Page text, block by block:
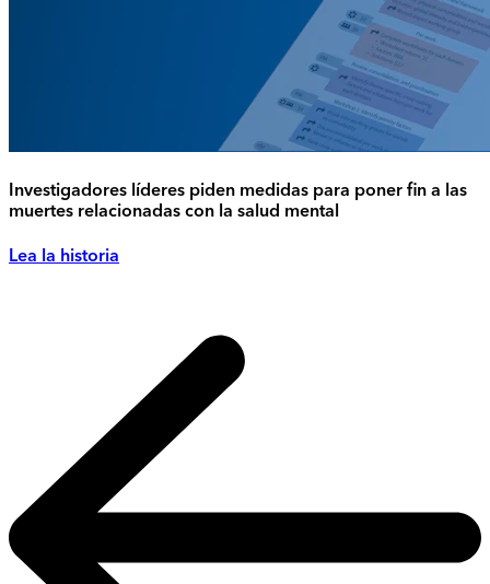
Investigadores líderes piden medidas para poner fin a las
muertes relacionadas con la salud mental
Lea la historia